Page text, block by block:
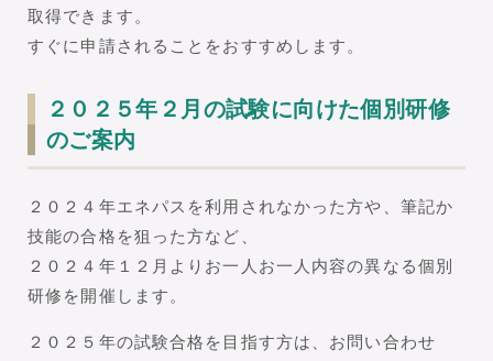
取得できます。
すぐに申請されることをおすすめします。
２０２５年２月の試験に向けた個別研修
のご案内
２０２４年エネパスを利用されなかった方や、筆記か
技能の合格を狙った方など、
２０２４年１２月よりお一人お一人内容の異なる個別
研修を開催します。
２０２５年の試験合格を目指す方は、お問い合わせ